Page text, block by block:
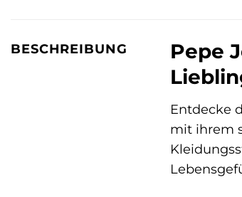
BESCHREIBUNG
Pepe
Entdecke
mit ihrem